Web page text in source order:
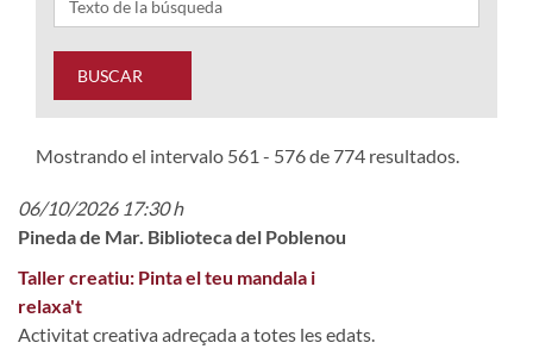
BUSCAR
Mostrando el intervalo 561 - 576 de 774 resultados.
06/10/2026 17:30 h
Pineda de Mar. Biblioteca del Poblenou
Taller creatiu: Pinta el teu mandala i
relaxa't
Activitat creativa adreçada a totes les edats.